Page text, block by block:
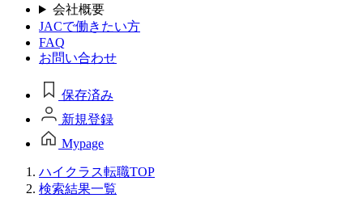
会社概要
JACで働きたい方
FAQ
お問い合わせ
保存済み
新規登録
Mypage
ハイクラス転職TOP
検索結果一覧